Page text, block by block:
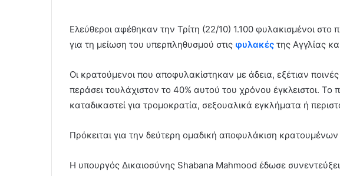
Ελεύθεροι αφέθηκαν την Τρίτη (22/10) 1.100 φυλακισμένοι στο
για τη μείωση του υπερπληθυσμού στις φυλακές της Αγγλίας
Οι κρατούμενοι που αποφυλακίστηκαν με άδεια, εξέτιαν
περάσει τουλάχιστον το 40% αυτού του χρόνου έγκλειστοι.
καταδικαστεί για τρομοκρατία, σεξουαλικά εγκλήματα ή
Πρόκειται για την δεύτερη ομαδική αποφυλάκιση
Η υπουργός Δικαιοσύνης Shabana Mahmood έδωσε